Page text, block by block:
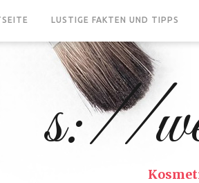
LUSTIGE FAKTEN UND TIPPS
s://